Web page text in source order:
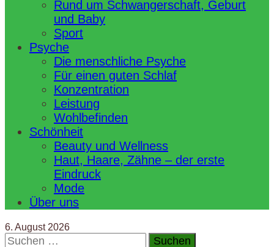
Rund um Schwangerschaft, Geburt
und Baby
Sport
Psyche
Die menschliche Psyche
Für einen guten Schlaf
Konzentration
Leistung
Wohlbefinden
Schönheit
Beauty und Wellness
Haut, Haare, Zähne – der erste
Eindruck
Mode
Über uns
6. August 2026
Suchen